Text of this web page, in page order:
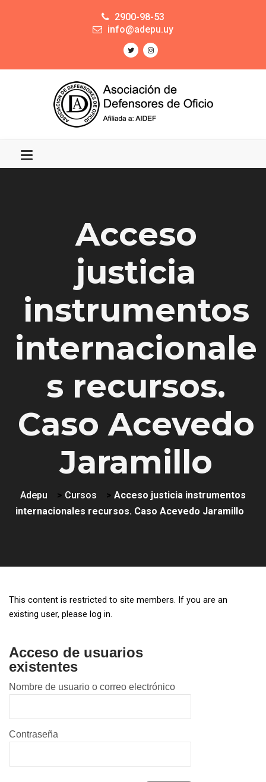
2900-98-53
info@adepu.uy
Acceso
justicia
instrumentos
internacionale
s recursos.
Caso Acevedo
Jaramillo
Adepu > Cursos > Acceso justicia instrumentos
internacionales recursos. Caso Acevedo Jaramillo
This content is restricted to site members. If you are an
existing user, please log in.
Acceso de usuarios
existentes
Nombre de usuario o correo electrónico
Contraseña